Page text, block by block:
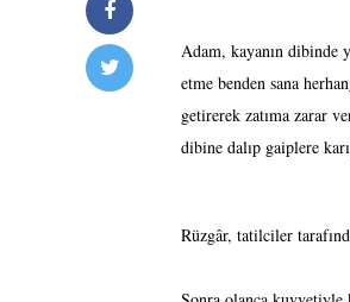
Adam, kayanın dibinde
etme benden sana
getirerek zatıma zarar
dibine dalıp gaiplere
Rüzgâr, tatilciler